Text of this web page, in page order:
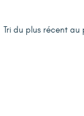
Tri du plus récent au